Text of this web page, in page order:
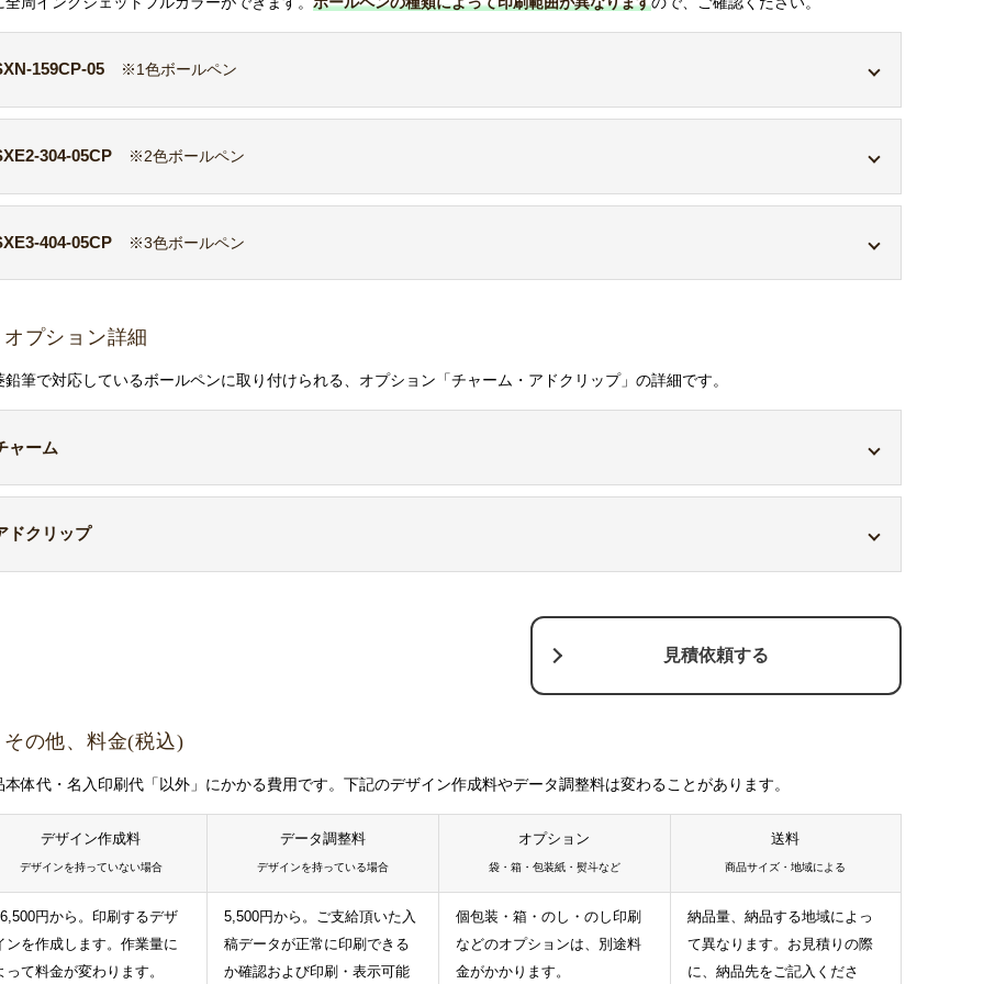
159CP-05 ※1色ボールペン
304-05CP ※2色ボールペン
404-05CP ※3色ボールペン
オプション詳細
鉛筆で対応しているボールペンに取り付けられる、オプション「チャーム・アドクリップ」の詳細です。
ャーム
ャームのサイズ表です。ボールペンによって一部対応していないサイズや金具があります。商品ページをご確認くだ
い。画像をクリックすると大きな画像で閲覧できます。
ドクリップ
。アドクリップは、大きく分けて「既製型」と「オリジナル型」があります。型代のかからない既製型はコストパフォーマン
約1mm程度の白フチが付きます。1mm程度内側への印刷になります。
見積依頼する
その他、料金(税込)
本体代・名入印刷代「以外」にかかる費用です。下記のデザイン作成料やデータ調整料は変わることがあります。
デザイン作成料
デザインを持っていない場合
データ調整料
デザインを持っている場合
オプション
袋・箱・包装紙・熨斗など
送料
商品サイズ・地域による
円から。印刷するデザ
ンを作成します。作業量に
って料金が変わります。
5,500円から。ご支給頂いた入
稿データが正常に印刷できる
か確認および印刷・表示可能
個包装・箱・のし・のし印刷
などのオプションは、別途料
金がかかります。
納品量、納品する地域によっ
て異なります。お見積りの際
に、納品先をご記入くださ